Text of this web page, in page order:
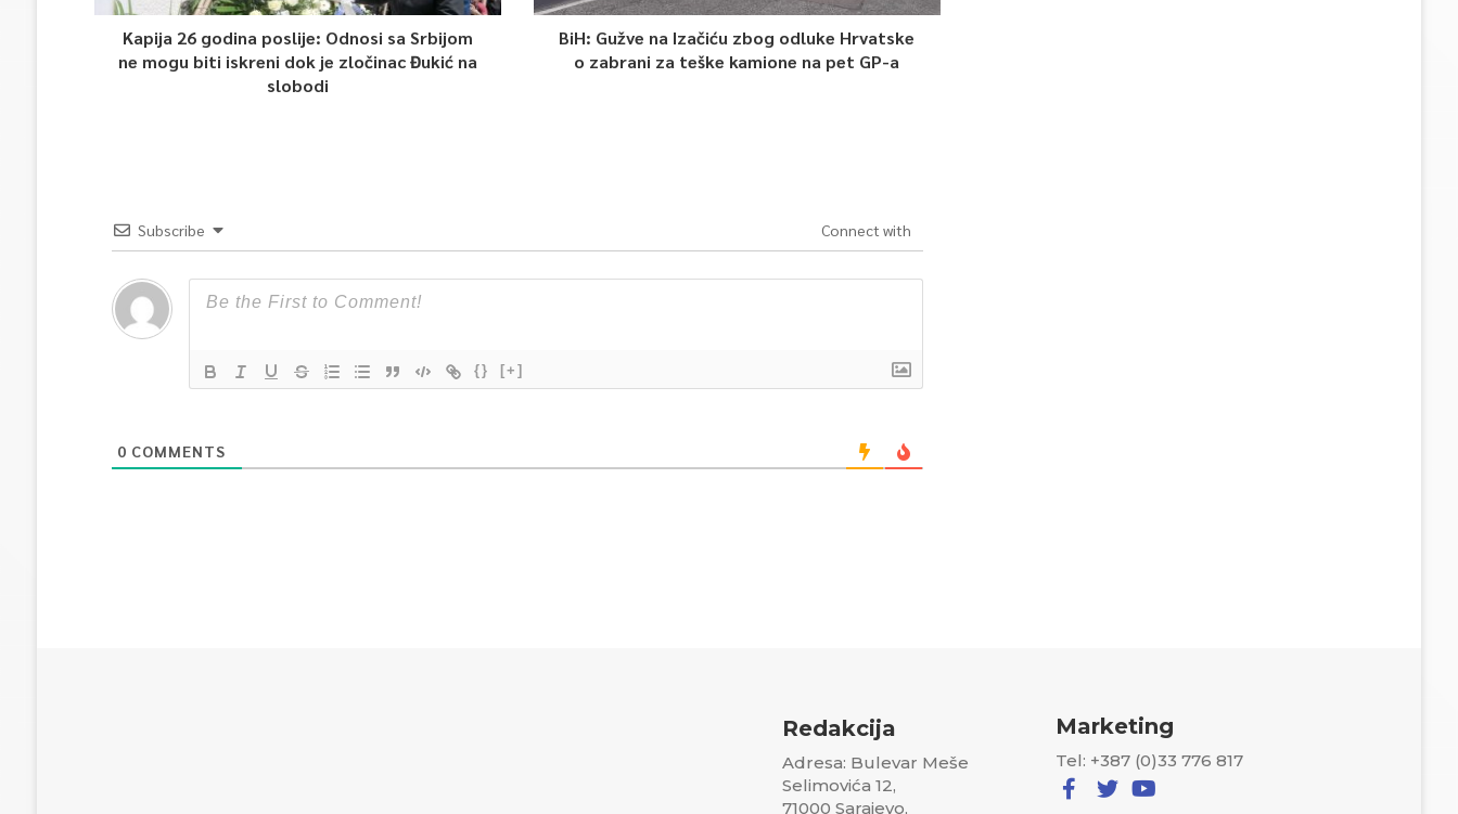
Kapija 26 godina poslije: Odnosi sa Srbijom
ne mogu biti iskreni dok je zločinac Đukić na
slobodi
BiH: Gužve na Izačiću zbog odluke Hrvatske
o zabrani za teške kamione na pet GP-a
Subscribe Connect with
{} [+]
0 COMMENTS
Redakcija
Adresa: Bulevar Meše
Selimovića 12,
71000 Sarajevo,
Marketing
Tel: +387 (0)33 776 817